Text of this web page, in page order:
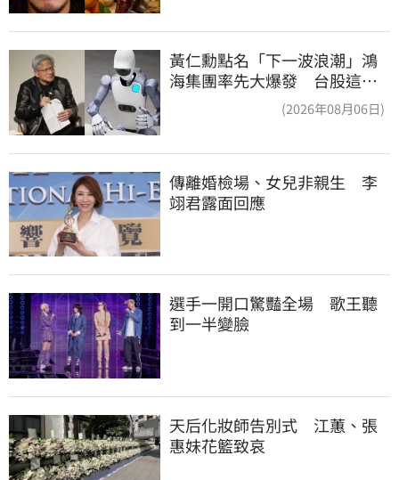
黃仁勳點名「下一波浪潮」鴻
海集團率先大爆發 台股這族
(2026年08月06日)
傳離婚檢場、女兒非親生　李
翊君露面回應
選手一開口驚豔全場　歌王聽
到一半變臉
天后化妝師告別式　江蕙、張
惠妹花籃致哀